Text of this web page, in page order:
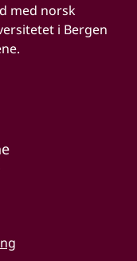
med norsk
i Bergen